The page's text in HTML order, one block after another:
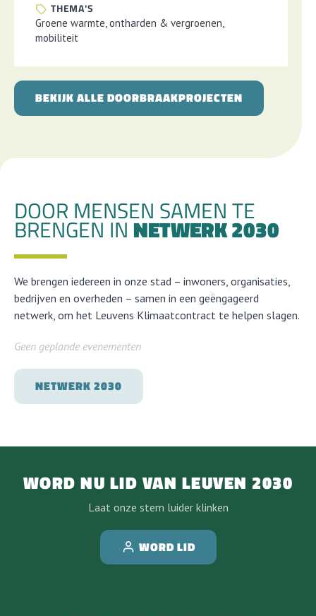
THEMA'S
Groene warmte, ontharden & vergroenen,
mobiliteit
BEKIJK ALLE DOORBRAAKPROJECTEN
DOOR MENSEN SAMEN TE
BRENGEN IN NETWERK 2030
We brengen iedereen in onze stad – inwoners, organisaties,
bedrijven en overheden – samen in een geëngageerd
netwerk, om het Leuvens Klimaatcontract te helpen slagen.
Geen geplande evenementen
NETWERK 2030
WORD NU LID VAN LEUVEN 2030
Laat onze stem luider klinken
WORD LID